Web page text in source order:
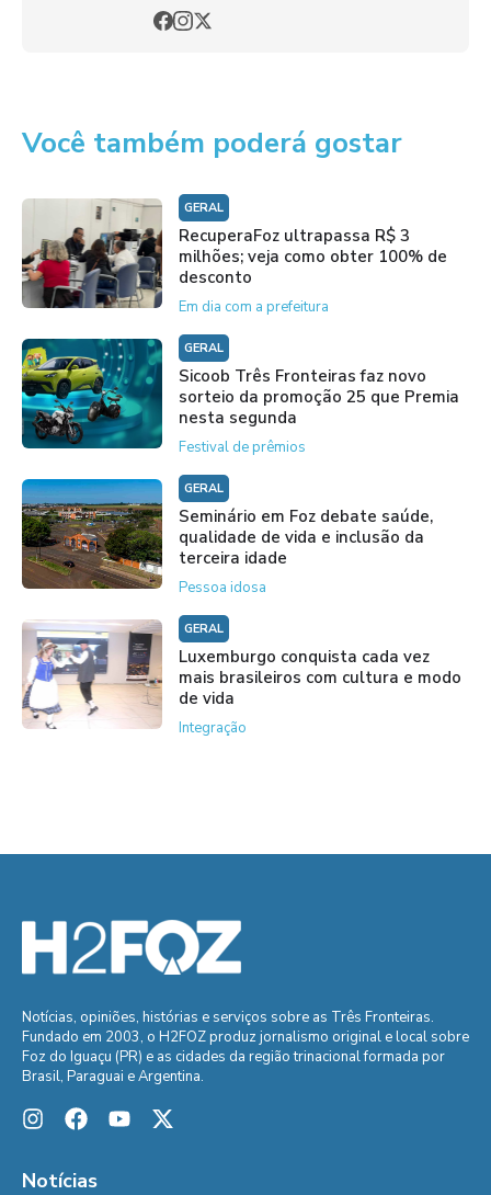
Você também poderá gostar
GERAL
RecuperaFoz ultrapassa R$ 3
milhões; veja como obter 100% de
desconto
Em dia com a prefeitura
GERAL
Sicoob Três Fronteiras faz novo
sorteio da promoção 25 que Premia
nesta segunda
Festival de prêmios
GERAL
Seminário em Foz debate saúde,
qualidade de vida e inclusão da
terceira idade
Pessoa idosa
GERAL
Luxemburgo conquista cada vez
mais brasileiros com cultura e modo
de vida
Integração
Notícias, opiniões, histórias e serviços sobre as Três Fronteiras.
Fundado em 2003, o H2FOZ produz jornalismo original e local sobre
Foz do Iguaçu (PR) e as cidades da região trinacional formada por
Brasil, Paraguai e Argentina.
Notícias